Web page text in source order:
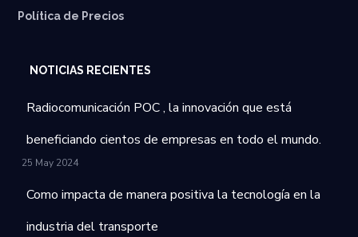
Política de Precios
NOTICIAS RECIENTES
Radiocomunicación POC , la innovación que está
beneficiando cientos de empresas en todo el mundo.
25 May 2024
Como impacta de manera positiva la tecnología en la
industria del transporte